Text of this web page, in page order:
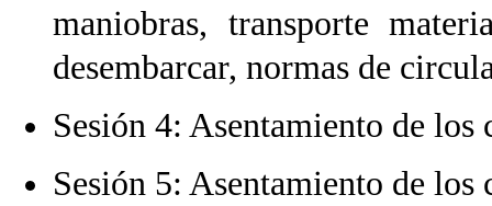
maniobras, transporte
desembarcar, normas de
Sesión 4: Asentamiento de
Sesión 5: Asentamiento de